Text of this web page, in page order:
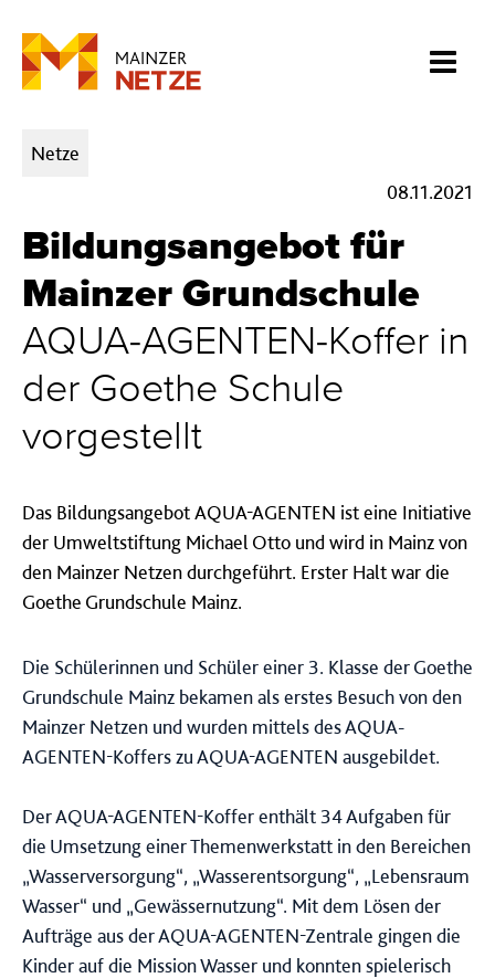
Kategorien:
Netze
08.11.2021
Bildungsangebot für
Mainzer Grundschule
AQUA-AGENTEN-Koffer in
der Goethe Schule
vorgestellt
Das Bildungsangebot AQUA-AGENTEN ist eine Initiative
der Umweltstiftung Michael Otto und wird in Mainz von
den Mainzer Netzen durchgeführt. Erster Halt war die
Goethe Grundschule Mainz.
Die Schülerinnen und Schüler einer 3. Klasse der Goethe
Grundschule Mainz bekamen als erstes Besuch von den
Mainzer Netzen und wurden mittels des AQUA-
AGENTEN-Koffers zu AQUA-AGENTEN ausgebildet.
Der AQUA-AGENTEN-Koffer enthält 34 Aufgaben für
die Umsetzung einer Themenwerkstatt in den Bereichen
„Wasserversorgung“, „Wasserentsorgung“, „Lebensraum
Wasser“ und „Gewässernutzung“. Mit dem Lösen der
Aufträge aus der AQUA-AGENTEN-Zentrale gingen die
Kinder auf die Mission Wasser und konnten spielerisch